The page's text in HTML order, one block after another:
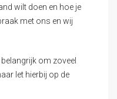
wilt doen en hoe je
met ons en wij
om zoveel
let hierbij op de